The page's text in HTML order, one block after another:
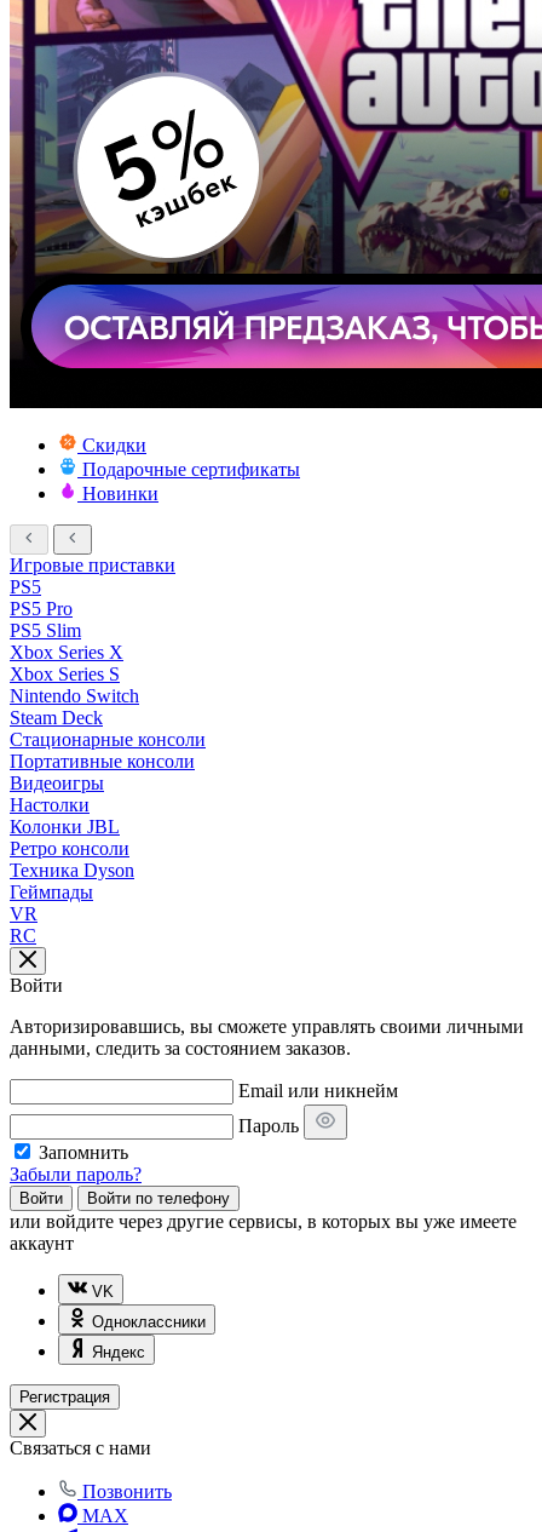
Скидки
Подарочные сертификаты
Новинки
Игровые приставки
PS5
PS5 Pro
PS5 Slim
Xbox Series X
Xbox Series S
Nintendo Switch
Steam Deck
Стационарные консоли
Портативные консоли
Видеоигры
Настолки
Колонки JBL
Ретро консоли
Техника Dyson
Геймпады
VR
RC
Войти
Авторизировавшись, вы сможете управлять своими личными
данными, следить за состоянием заказов.
Email или никнейм
Пароль
Запомнить
Забыли пароль?
Войти Войти по телефону
или войдите через другие сервисы, в которых вы уже имеете
аккаунт
VK
Одноклассники
Яндекс
Регистрация
Связаться с нами
Позвонить
MAX